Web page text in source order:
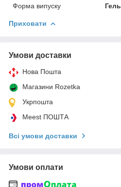
Форма випуску
Гель
Приховати
Умови доставки
Нова Пошта
Магазини Rozetka
Укрпошта
Meest ПОШТА
Всі умови доставки
Умови оплати